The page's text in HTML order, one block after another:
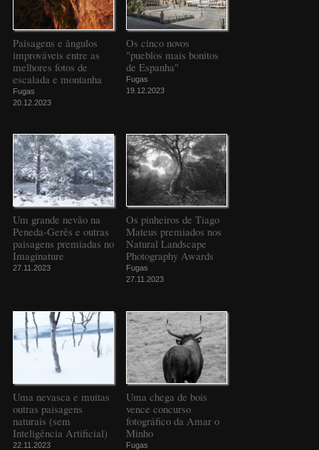
Paisagens e ângulos
improváveis entre as
melhores fotos de
escalada e montanha
Fugas
20.12.2023
Os cinco novos
"pueblos mais bonitos
de Espanha"
Fugas
19.12.2023
Um grande nevão na
Peneda-Gerês e outras
paisagens premiadas no
Imaginature
27.11.2023
Os pinheiros de Tiago
Mateus premiados nos
Natural Landscape
Photography Awards
Fugas
27.11.2023
Uma nevasca e muitas
outras paisagens
naturais (sem
Inteligência Artificial)
22.11.2023
Uma chega de bois
vence concurso
fotográfico da Amar o
Minho
Fugas